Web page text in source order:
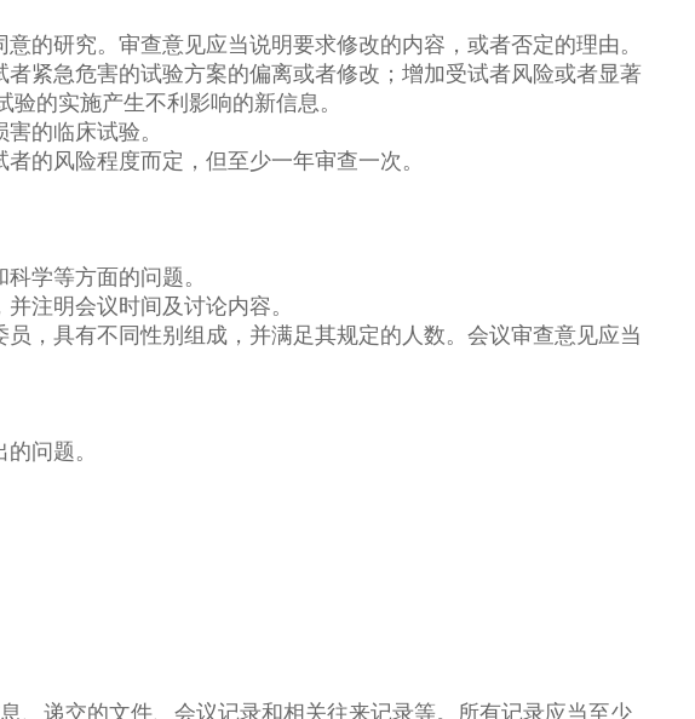
的研究。审查意见应当说明要求修改的内容，或者否定的理由。
紧急危害的试验方案的偏离或者修改；增加受试者风险或者显著
的实施产生不利影响的新信息。
的临床试验。
的风险程度而定，但至少一年审查一次。
学等方面的问题。
注明会议时间及讨论内容。
，具有不同性别组成，并满足其规定的人数。会议审查意见应当
问题。
递交的文件、会议记录和相关往来记录等。所有记录应当至少